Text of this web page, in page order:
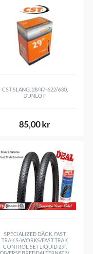
CST SLANG, 28/47-622/630,
DUNLOP
85,00 kr
SPECIALIZED DÄCK, FAST
TRAK S-WORKS/FAST TRAK
CONTROL SET LIQUID 29",